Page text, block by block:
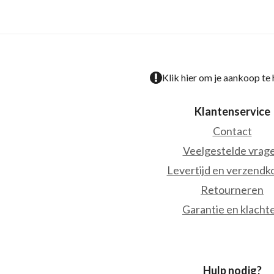
Klik hier om je aankoop te
Klantenservice
Contact
Veelgestelde
Levertijd en
Retourneren
Garantie en
Hulp nodig?